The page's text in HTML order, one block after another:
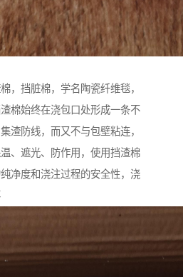
，挡脏棉，学名陶瓷纤维毯，
棉始终在浇包口处形成一条不
渣防线，而又不与包壁粘连，
、遮光、防作用，使用挡渣棉
净度和浇注过程的安全性，浇